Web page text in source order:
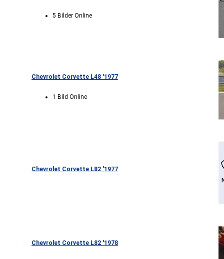
5 Bilder Online
Chevrolet Corvette L48 '1977
1 Bild Online
Chevrolet Corvette L82 '1977
Chevrolet Corvette L82 '1978